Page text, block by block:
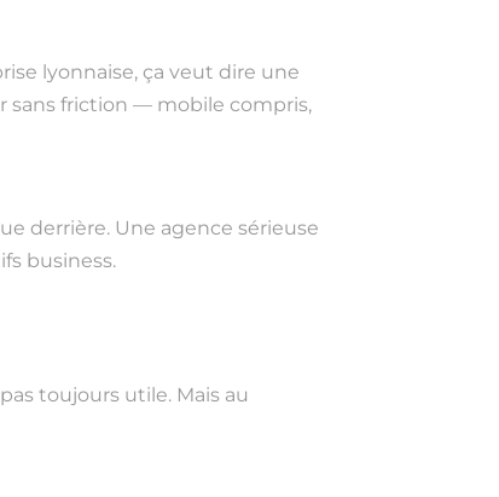
lyonnaise, ça veut dire une
sans friction — mobile compris,
derrière. Une agence sérieuse
business.
toujours utile. Mais au